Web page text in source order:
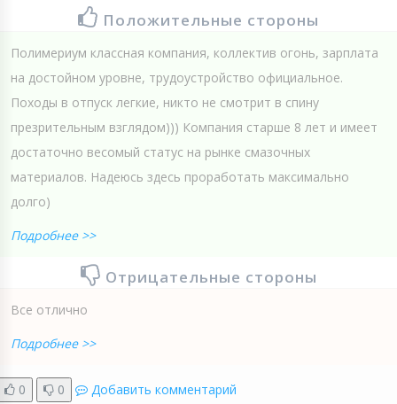
Положительные стороны
Полимериум классная компания, коллектив огонь, зарплата
на достойном уровне, трудоустройство официальное.
Походы в отпуск легкие, никто не смотрит в спину
презрительным взглядом))) Компания старше 8 лет и имеет
достаточно весомый статус на рынке смазочных
материалов. Надеюсь здесь проработать максимально
долго)
Подробнее >>
Отрицательные стороны
Все отлично
Подробнее >>
0 0 Добавить комментарий